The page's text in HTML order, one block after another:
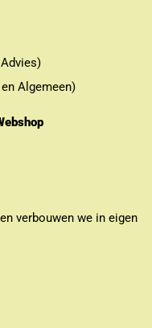
Algemeen)
verbouwen we in eigen